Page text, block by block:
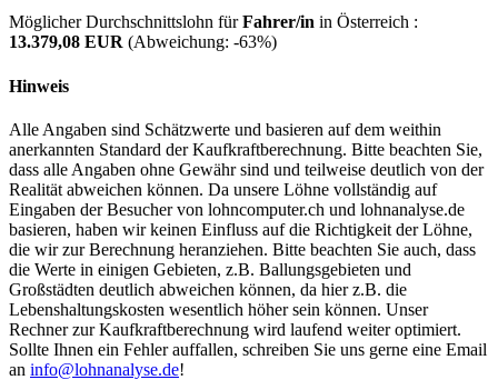
Möglicher Durchschnittslohn fürFahrer/in in Österreich :
13.379,08 EUR (Abweichung: -63%)
Hinweis
Alle Angaben sind Schätzwerte und basieren auf dem weithin
anerkannten Standard der Kaufkraftberechnung. Bitte beachten Sie,
dass alle Angaben ohne Gewähr sind und teilweise deutlich von der
Realität abweichen können. Da unsere Löhne vollständig auf
Eingaben der Besucher von lohncomputer.ch und lohnanalyse.de
basieren, haben wir keinen Einfluss auf die Richtigkeit der Löhne,
die wir zur Berechnung heranziehen. Bitte beachten Sie auch, dass
die Werte in einigen Gebieten, z.B. Ballungsgebieten und
Großstädten deutlich abweichen können, da hier z.B. die
Lebenshaltungskosten wesentlich höher sein können. Unser
Rechner zur Kaufkraftberechnung wird laufend weiter optimiert.
Sollte Ihnen ein Fehler auffallen, schreiben Sie uns gerne eine Email
an info@lohnanalyse.de!